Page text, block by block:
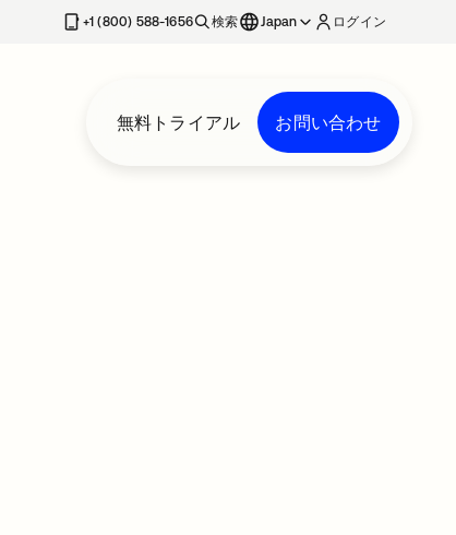
+1 (800) 588-1656 検索 Japan ログイン
無料トライアル お問い合わせ